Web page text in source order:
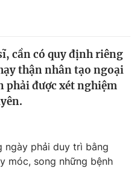
cần có quy định riêng
thận nhân tạo ngoại
phải được xét nghiệm
ngày phải duy trì bằng
móc, song những bệnh